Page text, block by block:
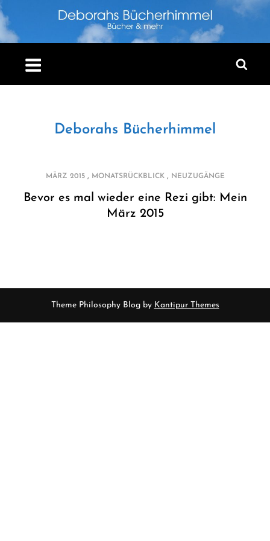
Skip
to
content
Deborahs Bücherhimmel
MÄRZ 2015, MONATSRÜCKBLICK, NEUZUGÄNGE
Bevor es mal wieder eine Rezi gibt: Mein
März 2015
Theme Philosophy Blog by Kantipur Themes